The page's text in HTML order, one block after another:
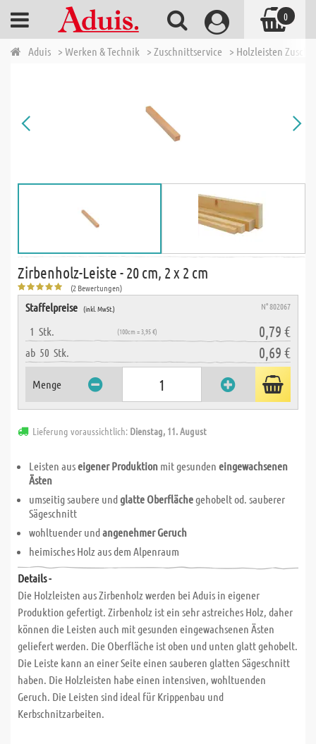
Aduis > Werken & Technik > Zuschnittservice > Holzleisten
Zirbenholz-Leiste - 20 cm, 2 x 2 cm
(2 Bewertungen)
Staffelpreise (inkl. MwSt.) N° 802067
1 Stk. (100cm = 3,95 €) 0,79 €
ab 50 Stk. 0,69 €
Menge
Lieferung voraussichtlich: Dienstag, 11. August
Leisten auseigener Produktion mit gesunden eingewachsenen
Ästen
umseitig saubere undglatte Oberflächegehobelt od. sauberer
Sägeschnitt
wohltuender undangenehmer Geruch
heimisches Holz aus dem Alpenraum
Details -
Die Holzleisten aus Zirbenholz werden bei Aduis in eigener
Produktion gefertigt. Zirbenholz ist ein sehr astreiches Holz, daher
können die Leisten auch mit gesunden eingewachsenen Ästen
geliefert werden. Die Oberfläche ist oben und unten glatt gehobelt.
Die Leiste kann an einer Seite einen sauberen glatten Sägeschnitt
haben. Die Holzleisten habe einen intensiven, wohltuenden
Geruch. Die Leisten sind ideal für Krippenbau und
Kerbschnitzarbeiten.
0